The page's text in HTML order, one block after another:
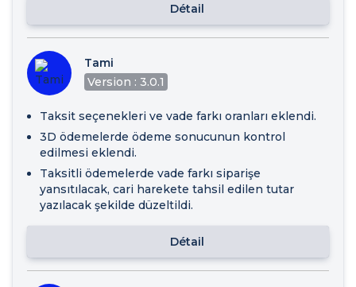
Détail
Tami
Version : 3.0.1
Taksit seçenekleri ve vade farkı oranları eklendi.
3D ödemelerde ödeme sonucunun kontrol
edilmesi eklendi.
Taksitli ödemelerde vade farkı siparişe
yansıtılacak, cari harekete tahsil edilen tutar
yazılacak şekilde düzeltildi.
Détail